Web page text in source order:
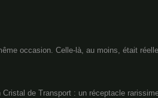
occasion. Celle-là, au moins, était réelle.
de Transport : un réceptacle